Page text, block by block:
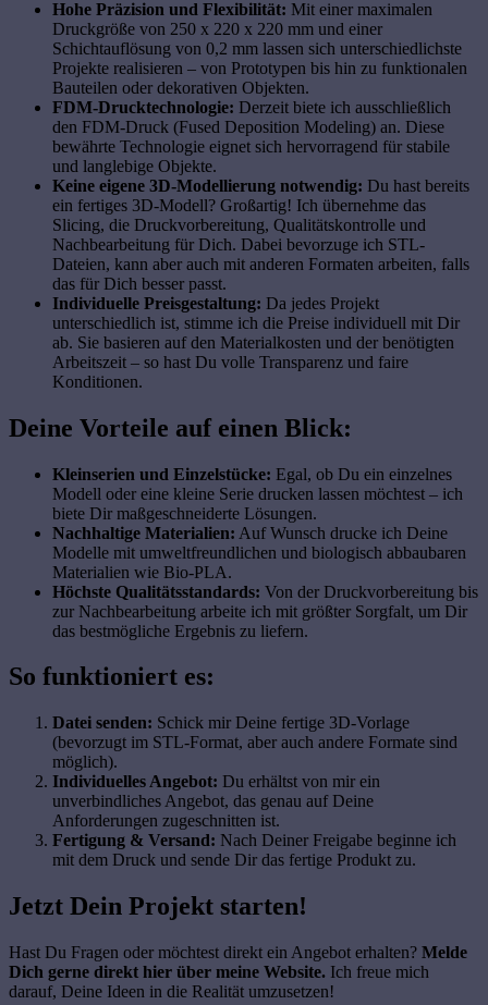
Hohe Präzision und Flexibilität: Mit einer maximalen
Druckgröße von 250 x 220 x 220 mm und einer
Schichtauflösung von 0,2 mm lassen sich unterschiedlichste
Projekte realisieren – von Prototypen bis hin zu funktionalen
Bauteilen oder dekorativen Objekten.
FDM-Drucktechnologie: Derzeit biete ich ausschließlich
den FDM-Druck (Fused Deposition Modeling) an. Diese
bewährte Technologie eignet sich hervorragend für stabile
und langlebige Objekte.
Keine eigene 3D-Modellierung notwendig: Du hast bereits
ein fertiges 3D-Modell? Großartig! Ich übernehme das
Slicing, die Druckvorbereitung, Qualitätskontrolle und
Nachbearbeitung für Dich. Dabei bevorzuge ich STL-
Dateien, kann aber auch mit anderen Formaten arbeiten, falls
das für Dich besser passt.
Individuelle Preisgestaltung: Da jedes Projekt
unterschiedlich ist, stimme ich die Preise individuell mit Dir
ab. Sie basieren auf den Materialkosten und der benötigten
Arbeitszeit – so hast Du volle Transparenz und faire
Konditionen.
Deine Vorteile auf einen Blick:
Kleinserien und Einzelstücke: Egal, ob Du ein einzelnes
Modell oder eine kleine Serie drucken lassen möchtest – ich
biete Dir maßgeschneiderte Lösungen.
Nachhaltige Materialien: Auf Wunsch drucke ich Deine
Modelle mit umweltfreundlichen und biologisch abbaubaren
Materialien wie Bio-PLA.
Höchste Qualitätsstandards: Von der Druckvorbereitung bis
zur Nachbearbeitung arbeite ich mit größter Sorgfalt, um Dir
das bestmögliche Ergebnis zu liefern.
So funktioniert es:
Datei senden: Schick mir Deine fertige 3D-Vorlage
(bevorzugt im STL-Format, aber auch andere Formate sind
möglich).
Individuelles Angebot: Du erhältst von mir ein
unverbindliches Angebot, das genau auf Deine
Anforderungen zugeschnitten ist.
Fertigung & Versand: Nach Deiner Freigabe beginne ich
mit dem Druck und sende Dir das fertige Produkt zu.
Jetzt Dein Projekt starten!
Hast Du Fragen oder möchtest direkt ein Angebot erhalten? Melde
Dich gerne direkt hier über meine Website. Ich freue mich
darauf, Deine Ideen in die Realität umzusetzen!